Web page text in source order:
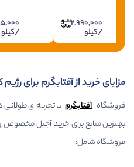
2,990,000
/کیلو /کیلو
مزایای خرید از آفتابگرم برای رژیم
فروشگاه آفتابگرم با تجربه ی
بهترین منابع برای خرید آجیل
فروشگاه شامل: